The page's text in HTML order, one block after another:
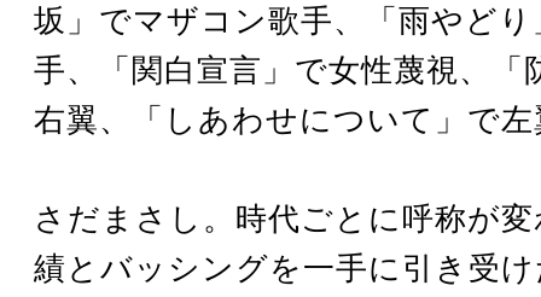
坂」でマザコン歌手、「雨やどり
手、「関白宣言」で女性蔑視、「
右翼、「しあわせについて」で左
さだまさし。時代ごとに呼称が
績とバッシングを一手に引き受